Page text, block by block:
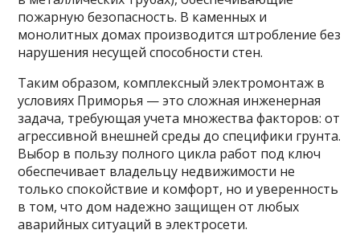
пожарную безопасность. В каменных и
монолитных домах производится штробление без
нарушения несущей способности стен.
Таким образом, комплексный электромонтаж в
условиях Приморья — это сложная инженерная
задача, требующая учета множества факторов: от
агрессивной внешней среды до специфики грунта.
Выбор в пользу полного цикла работ под ключ
обеспечивает владельцу недвижимости не
только спокойствие и комфорт, но и уверенность
в том, что дом надежно защищен от любых
аварийных ситуаций в электросети.